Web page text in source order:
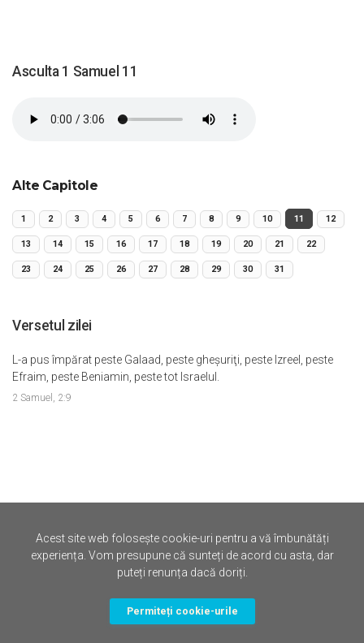
Asculta 1 Samuel 11
Alte Capitole
1 2 3 4 5 6 7 8 9 10 11 12
13 14 15 16 17 18 19 20 21 22
23 24 25 26 27 28 29 30 31
Versetul zilei
L-a pus împărat peste Galaad, peste gheşuriţi, peste Izreel, peste
Efraim, peste Beniamin, peste tot Israelul.
2 Samuel, 2:9
©Iertare.ro.2026
Politica de Confidentialitate
Termene si Conditii
Drepturi de Autor (DMCA)
Cookies
Acest site web folosește cookie-uri pentru a vă îmbunătăți
experiența. Vom presupune că sunteți de acord cu asta, dar
puteți renunța dacă doriți.
Permiteți cookie-urile